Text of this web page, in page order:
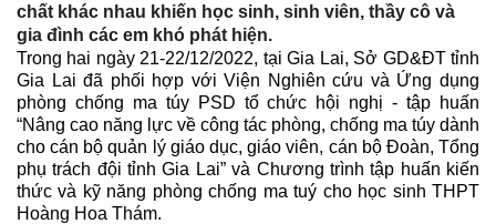
chất khác nhau khiến học sinh, sinh viên, thầy cô và
gia đình các em khó phát hiện.
Trong hai ngày 21-22/12/2022, tại Gia Lai, Sở GD&ĐT tỉnh
Gia Lai đã phối hợp với Viện Nghiên cứu và Ứng dụng
phòng chống ma túy PSD tổ chức hội nghị - tập huấn
“Nâng cao năng lực về công tác phòng, chống ma túy dành
cho cán bộ quản lý giáo dục, giáo viên, cán bộ Đoàn, Tổng
phụ trách đội tỉnh Gia Lai” và Chương trình tập huấn kiến
thức và kỹ năng phòng chống ma tuý cho học sinh THPT
Hoàng Hoa Thám.